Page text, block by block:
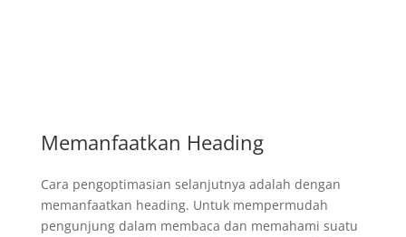
Memanfaatkan Heading
Cara pengoptimasian selanjutnya adalah dengan
memanfaatkan heading. Untuk mempermudah
pengunjung dalam membaca dan memahami suatu